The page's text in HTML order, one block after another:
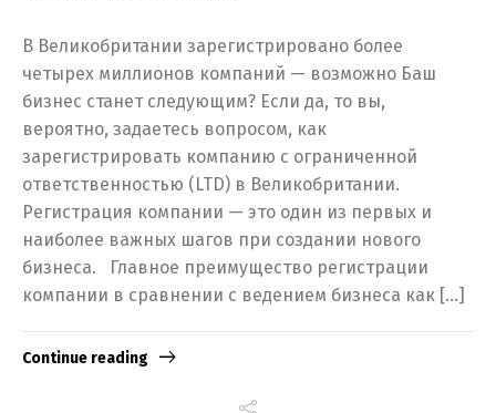
В Великобритании зарегистрировано более
четырех миллионов компаний — возможно Баш
бизнес станет следующим? Если да, то вы,
вероятно, задаетесь вопросом, как
зарегистрировать компанию с ограниченной
ответственностью (LTD) в Великобритании.
Регистрация компании — это один из первых и
наиболее важных шагов при создании нового
бизнеса. Главное преимущество регистрации
компании в сравнении с ведением бизнеса как […]
Continue reading